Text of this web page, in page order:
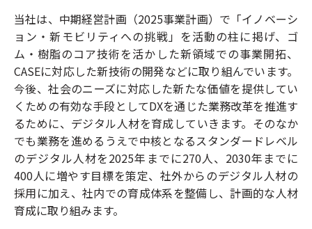
当社は、中期経営計画（2025事業計画）で「イノベーシ
ョン・新モビリティへの挑戦」を活動の柱に掲げ、ゴ
ム・樹脂のコア技術を活かした新領域での事業開拓、
CASEに対応した新技術の開発などに取り組んでいます。
今後、社会のニーズに対応した新たな価値を提供してい
くための有効な手段としてDXを通じた業務改革を推進す
るために、デジタル人材を育成していきます。そのなか
でも業務を進めるうえで中核となるスタンダードレベル
のデジタル人材を2025年までに270人、2030年までに
400人に増やす目標を策定、社外からのデジタル人材の
採用に加え、社内での育成体系を整備し、計画的な人材
育成に取り組みます。